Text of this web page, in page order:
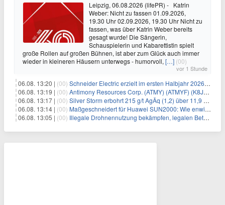
Leipzig, 06.08.2026 (lifePR) - Katrin
Weber: Nicht zu fassen 01.09.2026,
19.30 Uhr 02.09.2026, 19.30 Uhr Nicht zu
fassen, was über Katrin Weber bereits
gesagt wurde! Die Sängerin,
Schauspielerin und Kabarettistin spielt
große Rollen auf großen Bühnen, ist aber zum Glück auch immer
wieder in kleineren Häusern unterwegs - humorvoll, […] (00)
vor 1 Stunde
06.08. 13:20 | (00) Schneider Electric erzielt im ersten Halbjahr 2026 starke Fortschritte bei der Umsetzung seiner Nachhaltigkeits-Roadmap Impact 2030
06.08. 13:19 | (00) Antimony Resources Corp. (ATMY) (ATMYF) (K8J0) berichtet über Analyseergebnisse aus den jüngsten Bohrungen in der Main Zone – Bald Hill, einschließlich Gehalten von 13,0 % Antimon (Sb) über 0,65 Meter (m) in BH-26-16 in einer Zone mit 3,29 % Sb über 3,05
06.08. 13:17 | (00) Silver Storm erbohrt 215 g/t AgÄq (1,2) über 11,9 m und 200 g/t AgÄq über 15,4 m in der Zone Rosarios
06.08. 13:14 | (00) Maßgeschneidert für Huawei SUN2000: Wie enwitec mit dem SolarConnect SUN 2000 Gewerbe-Installationen beschleunigt
06.08. 13:05 | (00) Illegale Drohnennutzung bekämpfen, legalen Betrieb ermöglichen